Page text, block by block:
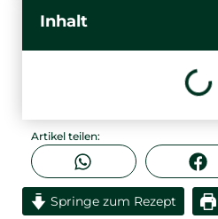
Inhalt
Artikel teilen:
Springe zum Rezept